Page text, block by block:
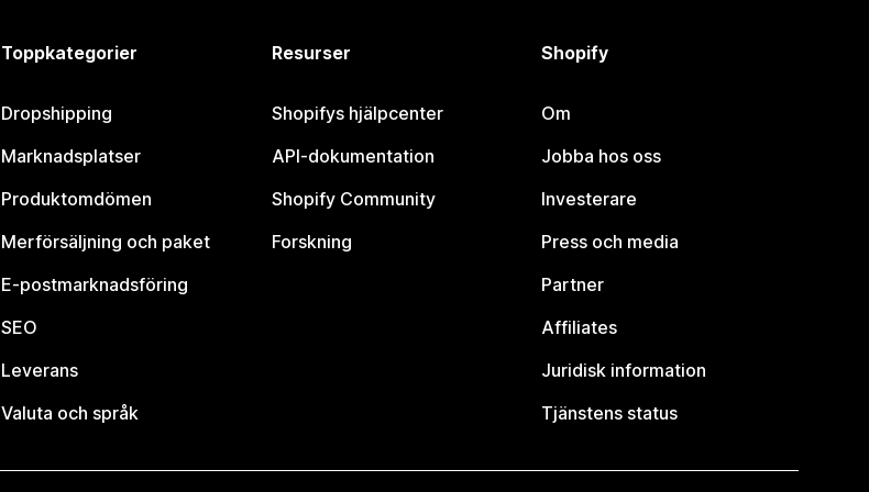
Toppkategorier
Dropshipping
Marknadsplatser
Produktomdömen
Merförsäljning och paket
E-postmarknadsföring
SEO
Leverans
Valuta och språk
Resurser
Shopifys hjälpcenter
API-dokumentation
Shopify Community
Forskning
Shopify
Om
Jobba hos oss
Investerare
Press och media
Partner
Affiliates
Juridisk information
Tjänstens status